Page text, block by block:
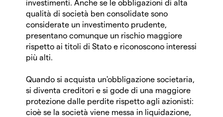
investimenti. Anche se le obbligazioni di alta
qualità di società ben consolidate sono
considerate un investimento prudente,
presentano comunque un rischio maggiore
rispetto ai titoli di Stato e riconoscono interessi
più alti.
Quando si acquista un'obbligazione societaria,
si diventa creditori e si gode di una maggiore
protezione dalle perdite rispetto agli azionisti:
cioè se la società viene messa in liquidazione,